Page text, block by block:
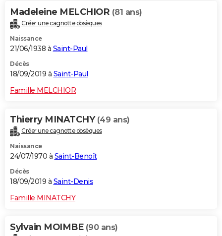
Madeleine MELCHIOR (81 ans)
Créer une cagnotte obsèques
Naissance
21/06/1938 à Saint-Paul
Décès
18/09/2019 à Saint-Paul
Famille MELCHIOR
Thierry MINATCHY (49 ans)
Créer une cagnotte obsèques
Naissance
24/07/1970 à Saint-Benoît
Décès
18/09/2019 à Saint-Denis
Famille MINATCHY
Sylvain MOIMBE (90 ans)